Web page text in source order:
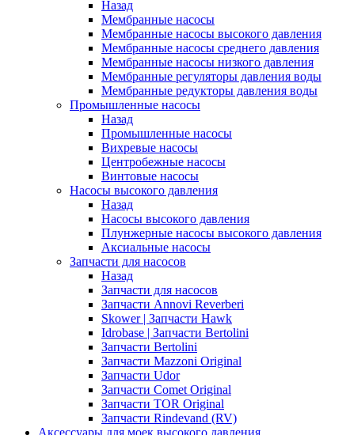
Назад
Мембранные насосы
Мембранные насосы высокого давления
Мембранные насосы среднего давления
Мембранные насосы низкого давления
Мембранные регуляторы давления воды
Мембранные редукторы давления воды
Промышленные насосы
Назад
Промышленные насосы
Вихревые насосы
Центробежные насосы
Винтовые насосы
Насосы высокого давления
Назад
Насосы высокого давления
Плунжерные насосы высокого давления
Аксиальные насосы
Запчасти для насосов
Назад
Запчасти для насосов
Запчасти Annovi Reverberi
Skower | Запчасти Hawk
Idrobase | Запчасти Bertolini
Запчасти Bertolini
Запчасти Mazzoni Original
Запчасти Udor
Запчасти Comet Original
Запчасти TOR Original
Запчасти Rindevand (RV)
Аксессуары для моек высокого давления